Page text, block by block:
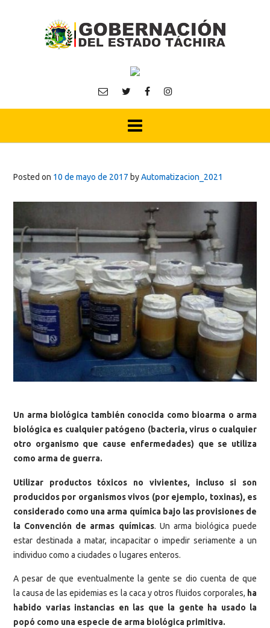
Posted on 10 de mayo de 2017 byAutomatizacion_2021
Un arma biológica también conocida como bioarma o arma
biológica es cualquier patógeno (bacteria, virus o cualquier
otro organismo que cause enfermedades) que se utiliza
como arma de guerra.
Utilizar productos tóxicos no vivientes, incluso si son
producidos por organismos vivos (por ejemplo, toxinas), es
considerado como una arma química bajo las provisiones de
la Convención de armas químicas. Un arma biológica puede
estar destinada a matar, incapacitar o impedir seriamente a un
individuo como a ciudades o lugares enteros.
A pesar de que eventualmente la gente se dio cuenta de que
la causa de las epidemias es la caca y otros fluidos corporales, ha
habido varias instancias en las que la gente ha usado la
popó como una especie de arma biológica primitiva.